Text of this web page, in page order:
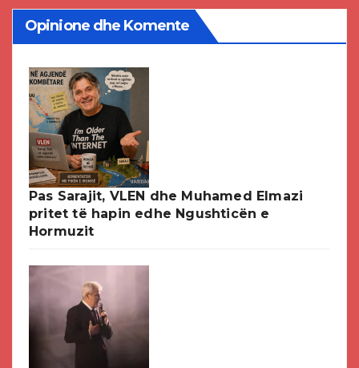
Opinione dhe Komente
Pas Sarajit, VLEN dhe Muhamed Elmazi
pritet të hapin edhe Ngushticën e
Hormuzit